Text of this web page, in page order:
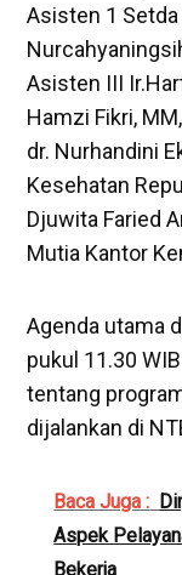
Asisten 1 Setda
Asisten III
Hamzi Fikri,
dr. Nurhandini
Kesehatan
Djuwita Faried
Mutia Kantor
Agenda utama
pukul 11.30
tentang
dijalankan di
Baca Juga :
Aspek
Bekerja